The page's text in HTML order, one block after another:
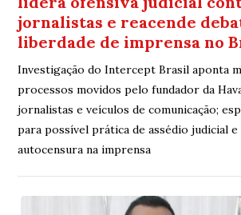
jornalistas e reacende
liberdade de imprensa no
Investigação do Intercept Brasil aponta
processos movidos pelo fundador da
jornalistas e veículos de comunicação;
para possível prática de assédio judicial
autocensura na imprensa